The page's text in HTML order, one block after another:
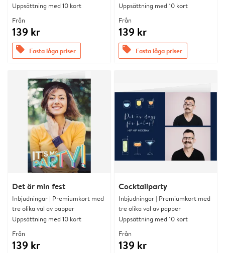
Uppsättning med 10 kort
Från
139 kr
offers Fasta låga priser
Uppsättning med 10 kort
Från
139 kr
offers Fasta låga priser
Det är min fest
Inbjudningar | Premiumkort med
tre olika val av papper
Uppsättning med 10 kort
Från
139 kr
Cocktailparty
Inbjudningar | Premiumkort med
tre olika val av papper
Uppsättning med 10 kort
Från
139 kr